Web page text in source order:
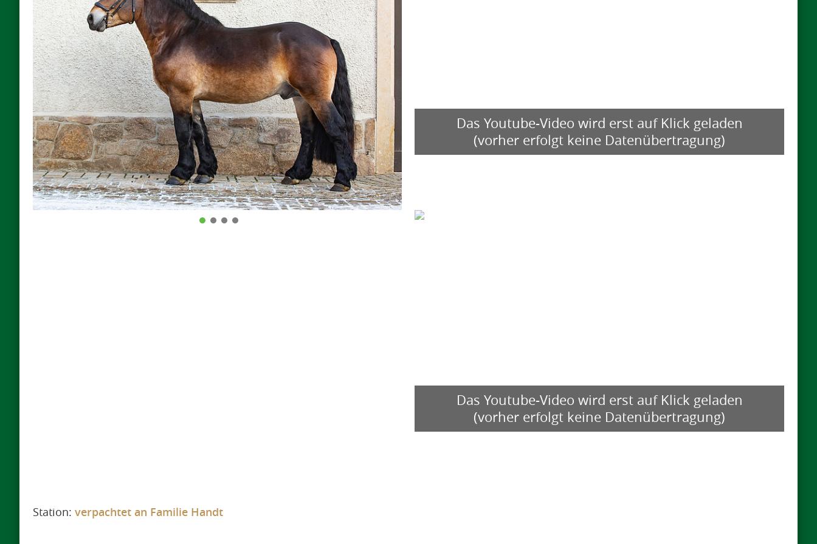
Im Ergebnis rangierte FERRERO in einem starken Lot von 21
angemeldeten Hengsten (davon 10 gekört) als einer von drei
Prämienhengsten ganz vorn und durfte sich zudem mit dem Titel des
Das Youtube-Video wird erst auf Klick geladen
(vorher erfolgt keine Datenübertragung)
Das Youtube-Video wird erst auf Klick geladen
(vorher erfolgt keine Datenübertragung)
Station: verpachtet an Familie Handt